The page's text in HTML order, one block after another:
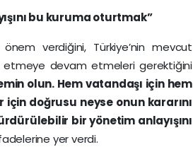
bu kuruma oturtmak”
verdiğini, Türkiye’nin mevcut
devam etmeleri gerektiğini
olun. Hem vatandaşı için hem
için doğrusu neyse onun kararını
bir yönetim anlayışını
yer verdi.